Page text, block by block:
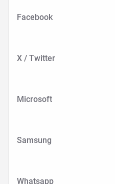
Facebook
X / Twitter
Microsoft
Samsung
Whatsapp